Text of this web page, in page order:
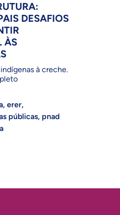
DESAFIOS
ÀS
à creche.
,erer,
públicas, pnad